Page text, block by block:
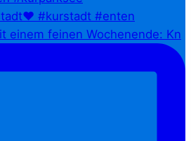
einem feinen Wochenende: Kn